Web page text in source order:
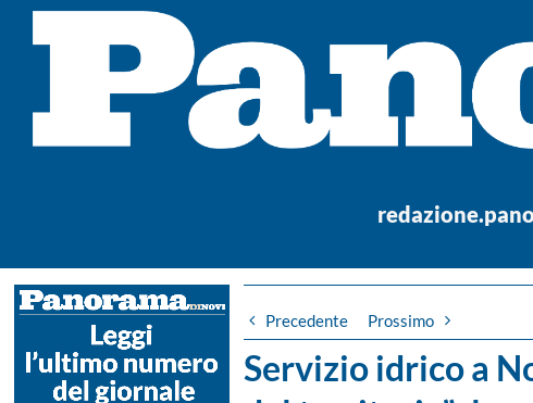
Salta
Precedente Prossimo
Servizio idrico a